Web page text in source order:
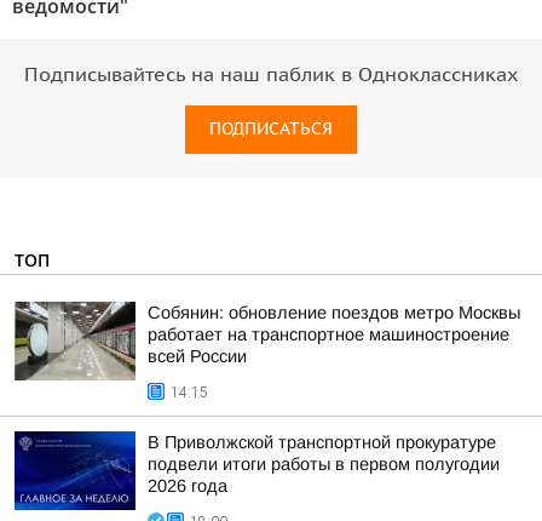
ведомости"
Подписывайтесь на наш паблик в Одноклассниках
ПОДПИСАТЬСЯ
ТОП
Собянин: обновление поездов метро Москвы
работает на транспортное машиностроение
всей России
14:15
В Приволжской транспортной прокуратуре
подвели итоги работы в первом полугодии
2026 года